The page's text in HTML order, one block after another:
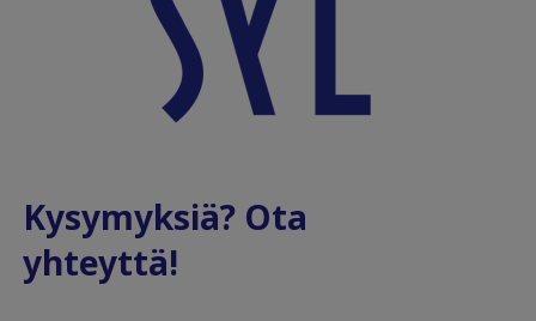
Kysymyksiä? Ota
yhteyttä!